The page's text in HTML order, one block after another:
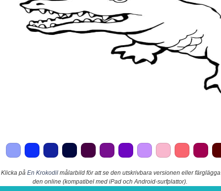
Klicka på En Krokodilmålarbild för att se den utskrivbara versionen eller färglägga
den online (kompatibel med iPad och Android-surfplattor).